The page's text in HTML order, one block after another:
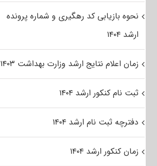
نحوه بازیابی کد رهگیری و شماره پرونده
ارشد ۱۴۰۴
زمان اعلام نتایج ارشد وزارت بهداشت ۱۴۰۳
ثبت نام کنکور ارشد ۱۴۰۴
دفترچه ثبت نام ارشد ۱۴۰۴
زمان کنکور ارشد ۱۴۰۴